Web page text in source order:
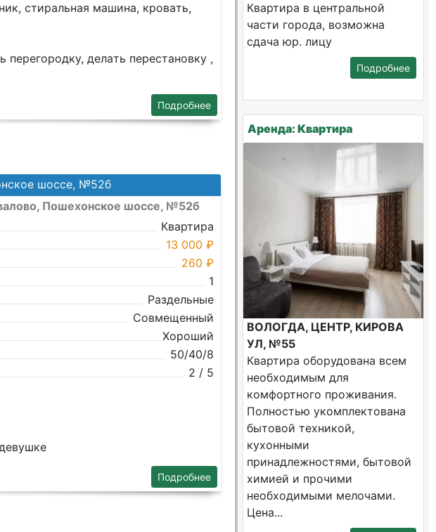
cтиpaльная машина, кpовaть,
дeлaть перестановку ,
Подробнее
шоссе, №52б
Пошехонское шоссе, №52б
Квартира
13 000 ₽
260 ₽
1
Раздельные
Совмещенный
Хороший
50/40/8
2 / 5
Подробнее
Квартира в центральной
части города, возможна
сдача юр. лицу
Подробнее
Аренда: Квартира
ВОЛОГДА, ЦЕНТР, КИРОВА
УЛ, №55
Квартира оборудована всем
необходимым для
комфортного проживания.
Полностью укомплектована
бытовой техникой,
кухонными
принадлежностями, бытовой
химией и прочими
необходимыми мелочами.
Цена...